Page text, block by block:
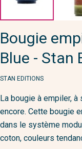
Bougie
Blue - Stan
MARQUE
STAN EDITIONS
La bougie à empiler,
encore. Cette bougie
dans le système
coton, couleurs